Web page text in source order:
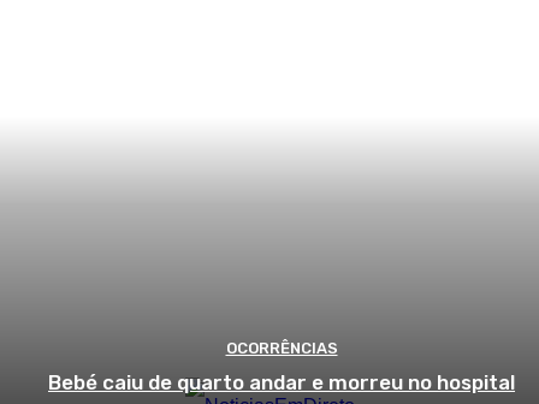
OCORRÊNCIAS
Bebé caiu de quarto andar e morreu no hospital